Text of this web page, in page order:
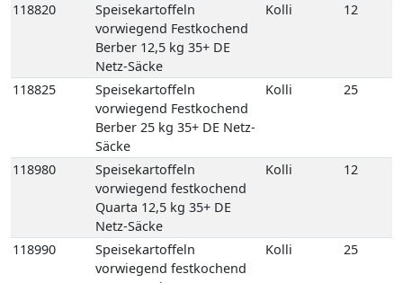
118820
Speisekartoffeln
vorwiegend Festkochend
Berber 12,5 kg 35+ DE
Netz-Säcke
Kolli 12
118825
Speisekartoffeln
vorwiegend Festkochend
Berber 25 kg 35+ DE Netz-
Säcke
Kolli 25
118980
Speisekartoffeln
vorwiegend festkochend
Quarta 12,5 kg 35+ DE
Netz-Säcke
Kolli 12
118990
Speisekartoffeln
vorwiegend festkochend
Kolli 25